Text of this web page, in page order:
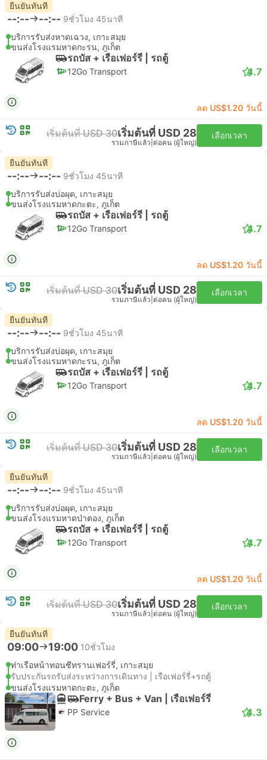
ยืนยันทันที
--:-- --:-- 9ชั่วโมง 45นาที
บริการรับส่งหาดเฉวง, เกาะสมุย
ขนส่งโรงแรมหาดกะรน, ภูเก็ต
รถบัส + เรือเฟอร์รี่ | รถตู้
12Go Transport 4.7
ลด US$1.20 วันนี้
เริ่มต้นที่ USD 30เริ่มต้นที่ USD 28
รวมภาษีแล้ว ต่อคน (ผู้ใหญ่)
เลือกเวลา
ยืนยันทันที
--:-- --:-- 9ชั่วโมง 45นาที
บริการรับส่งบ่อผุด, เกาะสมุย
ขนส่งโรงแรมหาดกะตะ, ภูเก็ต
รถบัส + เรือเฟอร์รี่ | รถตู้
12Go Transport 4.7
ลด US$1.20 วันนี้
เริ่มต้นที่ USD 30เริ่มต้นที่ USD 28
รวมภาษีแล้ว ต่อคน (ผู้ใหญ่)
เลือกเวลา
ยืนยันทันที
--:-- --:-- 9ชั่วโมง 45นาที
บริการรับส่งบ่อผุด, เกาะสมุย
ขนส่งโรงแรมหาดกะรน, ภูเก็ต
รถบัส + เรือเฟอร์รี่ | รถตู้
12Go Transport 4.7
ลด US$1.20 วันนี้
เริ่มต้นที่ USD 30เริ่มต้นที่ USD 28
รวมภาษีแล้ว ต่อคน (ผู้ใหญ่)
เลือกเวลา
ยืนยันทันที
--:-- --:-- 9ชั่วโมง 45นาที
บริการรับส่งบ่อผุด, เกาะสมุย
ขนส่งโรงแรมหาดป่าตอง, ภูเก็ต
รถบัส + เรือเฟอร์รี่ | รถตู้
12Go Transport 4.7
ลด US$1.20 วันนี้
เริ่มต้นที่ USD 30เริ่มต้นที่ USD 28
รวมภาษีแล้ว ต่อคน (ผู้ใหญ่)
เลือกเวลา
ยืนยันทันที
09:00 19:00 10ชั่วโมง
ท่าเรือหน้าทอนซีทรานเฟอร์รี่, เกาะสมุย
รับประกันรถรับส่งระหว่างการเดินทาง | เรือเฟอร์รี่+รถตู้
ขนส่งโรงแรมหาดกะตะ, ภูเก็ต
Ferry + Bus + Van | เรือเฟอร์รี่
PP Service 4.3